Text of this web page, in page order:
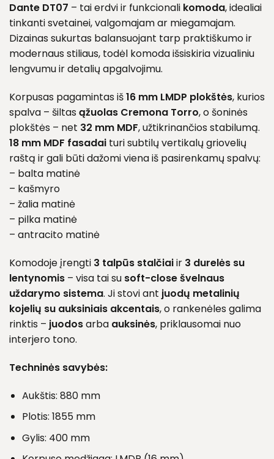
Dante DT07 – tai erdvi ir funkcionali komoda, idealiai
tinkanti svetainei, valgomajam ar miegamajam.
Dizainas sukurtas balansuojant tarp praktiškumo ir
modernaus stiliaus, todėl komoda išsiskiria vizualiniu
lengvumu ir detalių apgalvojimu.
Korpusas pagamintas iš16 mm LMDP plokštės, kurios
spalva – šiltas ąžuolas Cremona Torro, o šoninės
plokštės – net 32 mm MDF, užtikrinančios stabilumą.
18 mm MDF fasadai turi subtilų vertikalų griovelių
raštą ir gali būti dažomi viena iš pasirenkamų spalvų:
– balta matinė
– kašmyro
– žalia matinė
– pilka matinė
– antracito matinė
Komodoje įrengti 3 talpūs stalčiaiir 3 durelės su
lentynomis – visa tai su soft-close švelnaus
uždarymo sistema. Ji stovi ant juodų metalinių
kojelių su auksiniais akcentais, o rankenėles galima
rinktis – juodosarba auksinės, priklausomai nuo
interjero tono.
Techninės savybės:
Aukštis: 880 mm
Plotis: 1855 mm
Gylis: 400 mm